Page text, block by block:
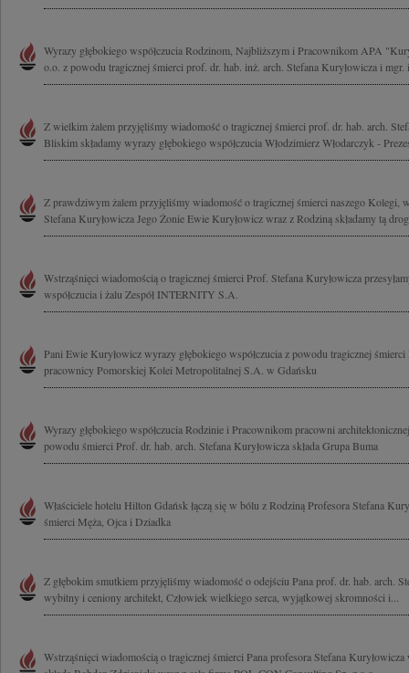
Wyrazy głębokiego współczucia Rodzinom, Najbliższym i Pracownikom APA
o.o. z powodu tragicznej śmierci prof. dr. hab. inż. arch. Stefana Kuryłowicza i mgr.
Z wielkim żalem przyjęliśmy wiadomość o tragicznej śmierci prof. dr. hab. arch.
Bliskim składamy wyrazy głębokiego współczucia Włodzimierz Włodarczyk -
Z prawdziwym żalem przyjęliśmy wiadomość o tragicznej śmierci naszego Kolegi,
Stefana Kuryłowicza Jego Żonie Ewie Kuryłowicz wraz z Rodziną składamy tą
Wstrząśnięci wiadomością o tragicznej śmierci Prof. Stefana Kuryłowicza
współczucia i żalu Zespół INTERNITY S.A.
Pani Ewie Kuryłowicz wyrazy głębokiego współczucia z powodu tragicznej śmierci
pracownicy Pomorskiej Kolei Metropolitalnej S.A. w Gdańsku
Wyrazy głębokiego współczucia Rodzinie i Pracownikom pracowni
powodu śmierci Prof. dr. hab. arch. Stefana Kuryłowicza składa Grupa Buma
Właściciele hotelu Hilton Gdańsk łączą się w bólu z Rodziną Profesora Stefana
śmierci Męża, Ojca i Dziadka
Z głębokim smutkiem przyjęliśmy wiadomość o odejściu Pana prof. dr. hab. arch.
wybitny i ceniony architekt, Człowiek wielkiego serca, wyjątkowej skromności i...
Wstrząśnięci wiadomością o tragicznej śmierci Pana profesora Stefana Kuryłowicza